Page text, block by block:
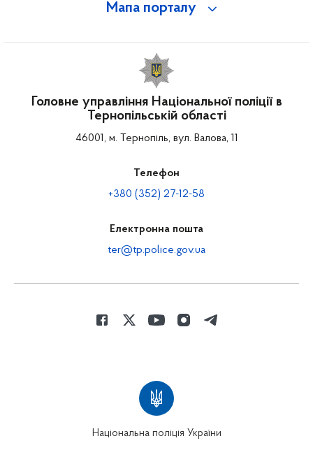
Мапа порталу
Головне управління Національної поліції в
Тернопільській області
46001, м. Тернопіль, вул. Валова, 11
Телефон
+380 (352) 27-12-58
Електронна пошта
ter@tp.police.gov.ua
Національна поліція України